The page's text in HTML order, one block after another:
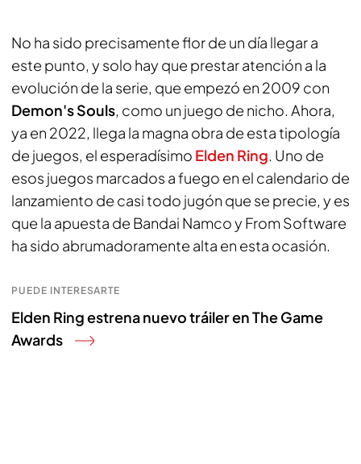
No ha sido precisamente flor de un día llegar a
este punto, y solo hay que prestar atención a la
evolución de la serie, que empezó en 2009 con
Demon's Souls, como un juego de nicho. Ahora,
ya en 2022, llega la magna obra de esta tipología
de juegos, el esperadísimo Elden Ring. Uno de
esos juegos marcados a fuego en el calendario de
lanzamiento de casi todo jugón que se precie, y es
que la apuesta de Bandai Namco y From Software
ha sido abrumadoramente alta en esta ocasión.
PUEDE INTERESARTE
Elden Ring estrena nuevo tráiler en The Game
Awards